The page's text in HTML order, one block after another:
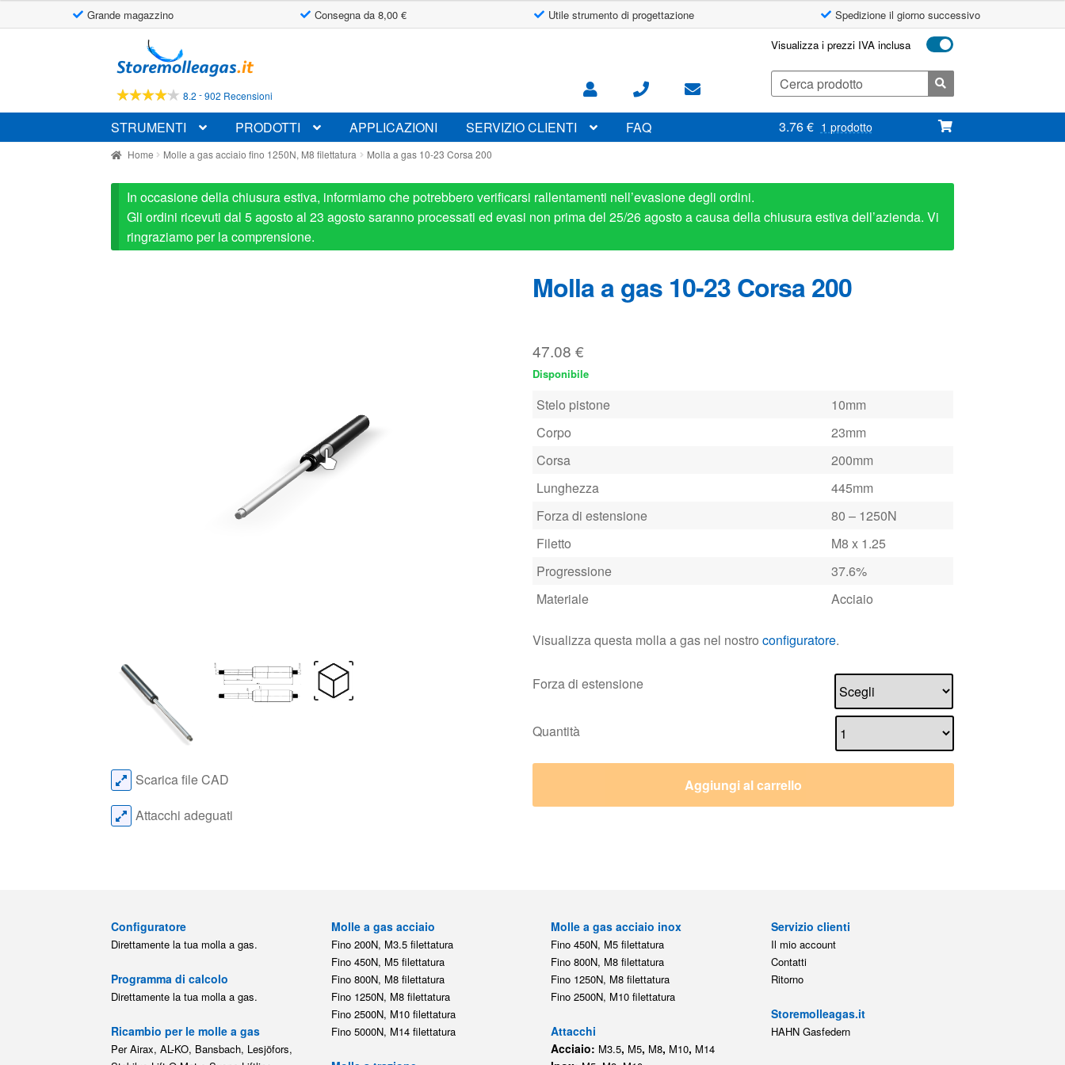
Grande magazzino Consegna da 8,00 € Utile strumento di progettazione Spedizione il giorno successivo
alla
navigazione
al
contenuto
8.2 -902 Recensioni
Visualizza i prezzi IVA inclusa
Cerca:
STRUMENTI PRODOTTI APPLICAZIONI SERVIZIO CLIENTI FAQ 3.76€ 1 prodotto
Home Molle a gas acciaio fino 1250N, M8 filettatura Molla a gas 10-23 Corsa 200
In occasione della chiusura estiva, informiamo che potrebbero verificarsi rallentamenti nell’evasione degli ordini.
Gli ordini ricevuti dal 5 agosto al 23 agosto saranno processati ed evasi non prima del 25/26 agosto a causa della chiusura estiva dell’azienda. Vi
ringraziamo per la comprensione.
Molla a gas 10-23 Corsa 200
47.08 €
Disponibile
Stelo pistone
10mm
Corpo
23mm
Corsa
200mm
Lunghezza
445mm
Forza di estensione
80 – 1250N
Filetto
M8 x 1.25
Progressione
37.6%
Materiale
Acciaio
Visualizza questa molla a gas nel nostro configuratore.
Forza di estensione
Quantità
Aggiungi al carrello
Scarica file CAD
Attacchi adeguati
Configuratore
Direttamente la tua molla a gas.
Programma di calcolo
Direttamente la tua molla a gas.
Ricambio per le molle a gas
Per Airax, AL-KO, Bansbach, Lesjöfors,
Molle a gas acciaio
Fino 200N, M3.5 filettatura
Fino 450N, M5 filettatura
Fino 800N, M8 filettatura
Fino 1250N, M8 filettatura
Fino 2500N, M10 filettatura
Fino 5000N, M14 filettatura
Molle a gas acciaio inox
Fino 450N, M5 filettatura
Fino 800N, M8 filettatura
Fino 1250N, M8 filettatura
Fino 2500N, M10 filettatura
Attacchi
Acciaio: M3.5, M5, M8, M10, M14
Servizio clienti
Il mio account
Contatti
Ritorno
Storemolleagas.it
HAHN Gasfedern